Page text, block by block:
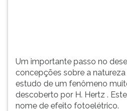
pausar
leitura
pressione
Um importante passo no
concepções sobre a
estudo de um fenômeno
descoberto por H. Hertz .
nome de efeito fotoelétrico.